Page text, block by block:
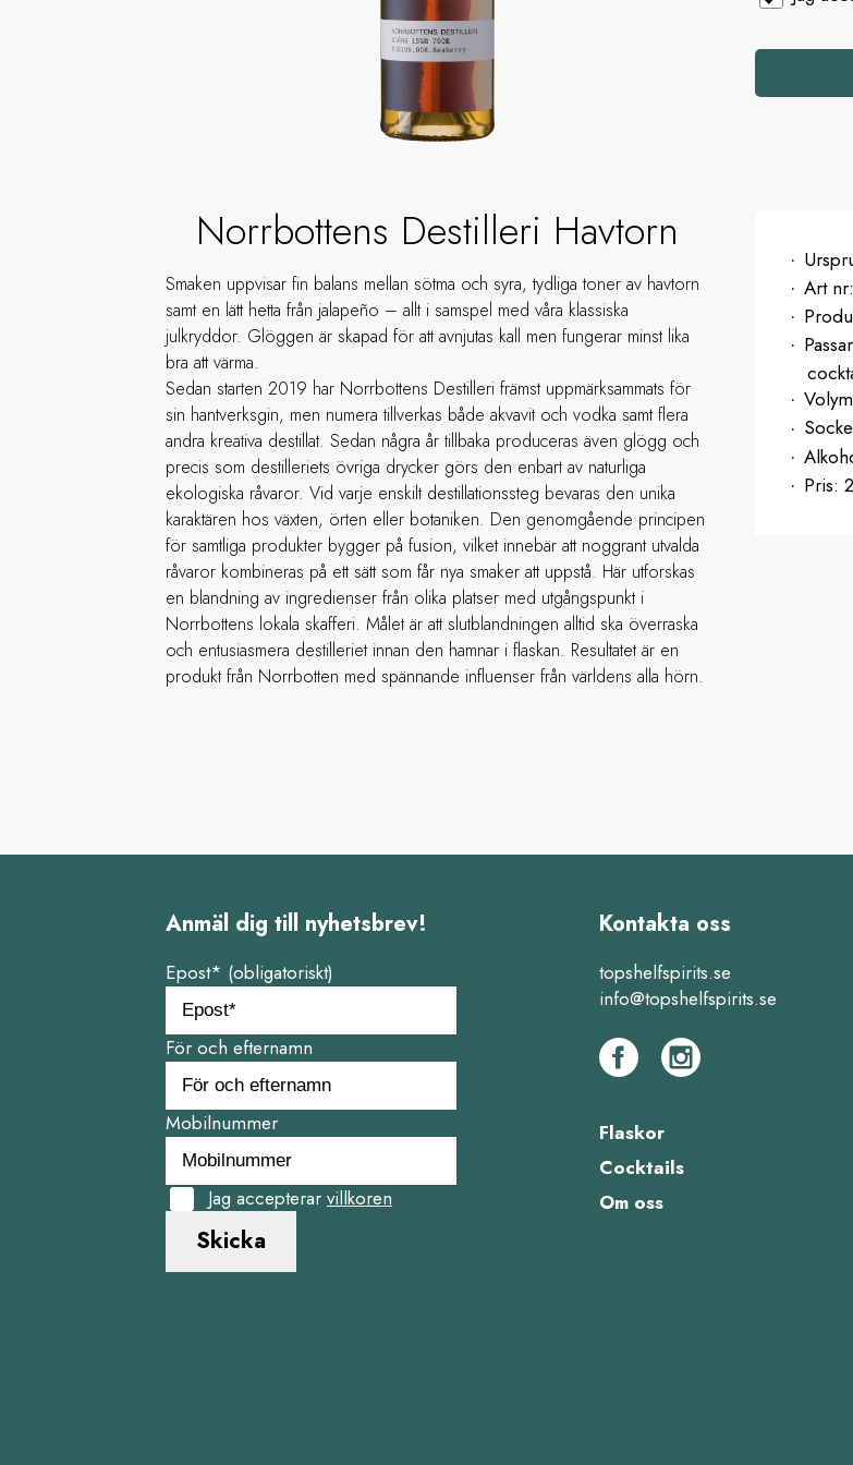
Norrbottens Destilleri Havtorn
Smaken uppvisar fin balans mellan sötma och syra, tydliga toner av havtorn
samt en lätt hetta från jalapeño – allt i samspel med våra klassiska
julkryddor. Glöggen är skapad för att avnjutas kall men fungerar minst lika
bra att värma.
Sedan starten 2019 har Norrbottens Destilleri främst uppmärksammats för
sin hantverksgin, men numera tillverkas både akvavit och vodka samt flera
andra kreativa destillat. Sedan några år tillbaka produceras även glögg och
precis som destilleriets övriga drycker görs den enbart av naturliga
ekologiska råvaror. Vid varje enskilt destillationssteg bevaras den unika
karaktären hos växten, örten eller botaniken. Den genomgående principen
för samtliga produkter bygger på fusion, vilket innebär att noggrant utvalda
råvaror kombineras på ett sätt som får nya smaker att uppstå. Här utforskas
en blandning av ingredienser från olika platser med utgångspunkt i
Norrbottens lokala skafferi. Målet är att slutblandningen alltid ska överraska
och entusiasmera destilleriet innan den hamnar i flaskan. Resultatet är en
produkt från Norrbotten med spännande influenser från världens alla hörn.
Art nr:
Pris:
Anmäl dig till nyhetsbrev!
Epost* (obligatoriskt)
För och efternamn
Mobilnummer
Jag accepterar villkoren
Skicka
Kontakta oss
topshelfspirits.se
info@topshelfspirits.se
Flaskor
Cocktails
Om oss